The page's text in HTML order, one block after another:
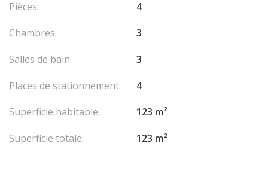
Pièces:
4
Chambres:
3
Salles de bain:
3
Places de stationnement:
4
Superficie habitable:
123 m²
Superficie totale:
123 m²